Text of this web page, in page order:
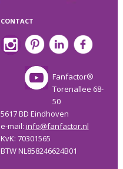
CONTACT
Fanfactor®
Torenallee 68-
50
5617 BD Eindhoven
e-mail: info@fanfactor.nl
KvK: 70301565
BTW NL858246624B01